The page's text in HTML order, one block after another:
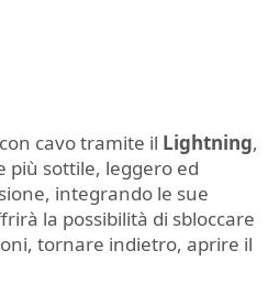
cavo tramite il Lightning,
più sottile, leggero ed
integrando le sue
la possibilità di sbloccare
tornare indietro, aprire il